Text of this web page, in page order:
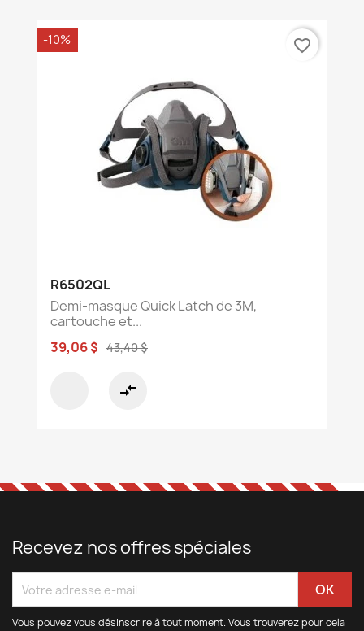
R6502QL
Demi-masque Quick Latch de 3M,
cartouche et...
39,06 $ 43,40 $
compare_arrows
-10% favorite_border
Recevez nos offres spéciales
Vous pouvez vous désinscrire à tout moment. Vous trouverez pour cela